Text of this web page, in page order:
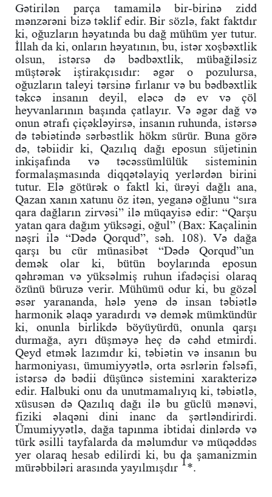
Gətirilən parça tamamilə bir-birinə zidd
mənzərəni bizə təklif edir. Bir sözlə, fakt faktdır
ki, oğuzların həyatında bu dağ mühüm yer tutur.
İllah da ki, onların həyatının, bu, istər xoşbəxtlik
olsun, istərsə də bədbəxtlik, mübağiləsiz
müştərək iştirakçısıdır: əgər o pozulursa,
oğuzların taleyi tərsinə fırlanır və bu bədbəxtlik
təkcə insanın deyil, eləcə də ev və çöl
heyvanlarının başında çatlayır. Və əgər dağ və
onun ətrafı çiçəkləyirsə, insanın ruhunda, istərsə
də təbiətində sərbəstlik hökm sürür. Buna görə
də, təbiidir ki, Qazılıq dağı eposun süjetinin
inkişafında və təcəssümlülük sisteminin
formalaşmasında diqqətəlayiq yerlərdən birini
tutur. Elə götürək o faktl ki, ürəyi dağlı ana,
Qazan xanın xatunu öz itən, yeganə oğlunu “sıra
qara dağların zirvəsi” ilə müqayisə edir: “Qarşu
yatan qara dağım yüksəgi, oğul” (Bax: Kaçalinin
nəşri ilə “Dədə Qorqud”, səh. 108). Və dağa
qarşı bu cür münasibət “Dədə Qorqud”un
demək olar ki, bütün boylarında eposun
qəhrəman və yüksəlmiş ruhun ifadəçisi olaraq
özünü büruzə verir. Mühümü odur ki, bu gözəl
əsər yarananda, hələ yenə də insan təbiətlə
harmonik əlaqə yaradırdı və demək mümkündür
ki, onunla birlikdə böyüyürdü, onunla qarşı
durmağa, ayrı düşməyə heç də cəhd etmirdi.
Qeyd etmək lazımdır ki, təbiətin və insanın bu
harmoniyası, ümumiyyətlə, orta əsrlərin fəlsəfi,
istərsə də bədii düşüncə sistemini xarakterizə
edir. Halbuki onu da unutmamalıyıq ki, təbiətlə,
xüsusən də Qazılıq dağı ilə bu güclü mənəvi,
fiziki əlaqəni dini inanc da şərtləndirirdi.
Ümumiyyətlə, dağa tapınma ibtidai dinlərdə və
türk əsilli tayfalarda da məlumdur və müqəddəs
yer olaraq hesab edilirdi ki, bu da şamanizmin
mürəbbiləri arasında yayılmışdır 1*.